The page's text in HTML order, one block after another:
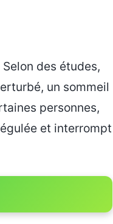
des études,
un sommeil
personnes,
et interrompt